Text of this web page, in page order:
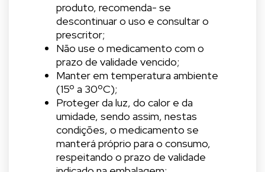
produto, recomenda- se
descontinuar o uso e consultar o
prescritor;
Não use o medicamento com o
prazo de validade vencido;
Manter em temperatura ambiente
(15º a 30ºC);
Proteger da luz, do calor e da
umidade, sendo assim, nestas
condições, o medicamento se
manterá próprio para o consumo,
respeitando o prazo de validade